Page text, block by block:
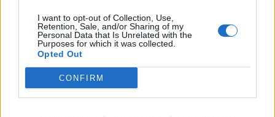
I want to opt-out of Collection, Use,
Retention, Sale, and/or Sharing of my
Personal Data that Is Unrelated with the
Purposes for which it was collected.
Opted Out
CONFIRM
In evidenza